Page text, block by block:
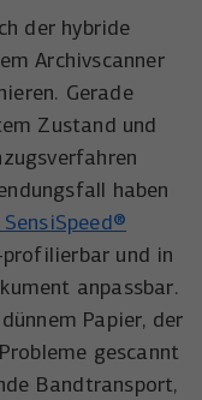
der hybride
Archivscanner
Gerade
Zustand und
haben
profilierbar und in
anpassbar.
Papier, der
gescannt
Bandtransport,